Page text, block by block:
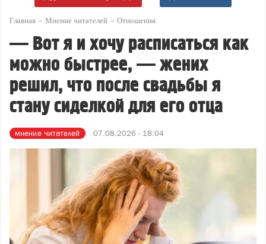
Главная Мнение читателей Отношения
— Вот я и хочу расписаться как
можно быстрее, — жених
решил, что после свадьбы я
стану сиделкой для его отца
мнение читателей 07.08.2026 - 18:04